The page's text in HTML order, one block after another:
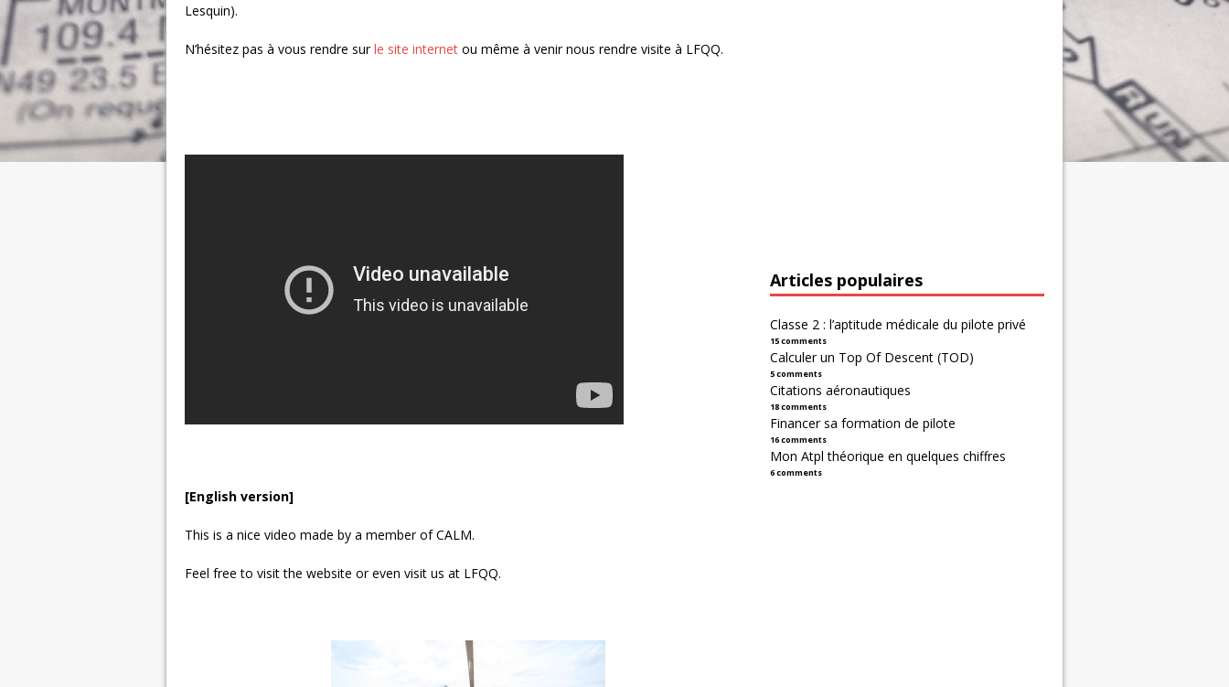
Lesquin).
N’hésitez pas à vous rendre surle site internet ou même à venir nous rendre visite à LFQQ.
[English version]
This is a nice video made by a member of CALM.
Feel free to visit the website or even visit us at LFQQ.
Articles populaires
Classe 2 : l’aptitude médicale du pilote privé
15 comments
Calculer un Top Of Descent (TOD)
5 comments
Citations aéronautiques
18 comments
Financer sa formation de pilote
16 comments
Mon Atpl théorique en quelques chiffres
6 comments